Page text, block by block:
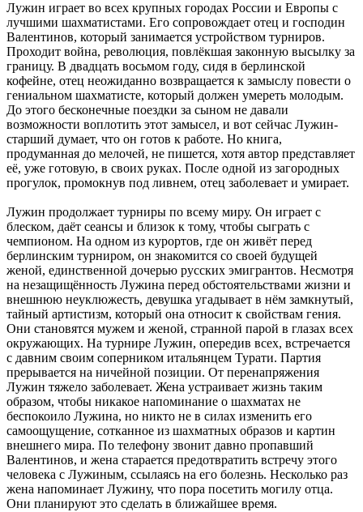
Лужин играет во всех крупных городах России и Европы с
лучшими шахматистами. Его сопровождает отец и господин
Валентинов, который занимается устройством турниров.
Проходит война, революция, повлёкшая законную высылку за
границу. В двадцать восьмом году, сидя в берлинской
кофейне, отец неожиданно возвращается к замыслу повести о
гениальном шахматисте, который должен умереть молодым.
До этого бесконечные поездки за сыном не давали
возможности воплотить этот замысел, и вот сейчас Лужин-
старший думает, что он готов к работе. Но книга,
продуманная до мелочей, не пишется, хотя автор представляет
её, уже готовую, в своих руках. После одной из загородных
прогулок, промокнув под ливнем, отец заболевает и умирает.
Лужин продолжает турниры по всему миру. Он играет с
блеском, даёт сеансы и близок к тому, чтобы сыграть с
чемпионом. На одном из курортов, где он живёт перед
берлинским турниром, он знакомится со своей будущей
женой, единственной дочерью русских эмигрантов. Несмотря
на незащищённость Лужина перед обстоятельствами жизни и
внешнюю неуклюжесть, девушка угадывает в нём замкнутый,
тайный артистизм, который она относит к свойствам гения.
Они становятся мужем и женой, странной парой в глазах всех
окружающих. На турнире Лужин, опередив всех, встречается
с давним своим соперником итальянцем Турати. Партия
прерывается на ничейной позиции. От перенапряжения
Лужин тяжело заболевает. Жена устраивает жизнь таким
образом, чтобы никакое напоминание о шахматах не
беспокоило Лужина, но никто не в силах изменить его
самоощущение, сотканное из шахматных образов и картин
внешнего мира. По телефону звонит давно пропавший
Валентинов, и жена старается предотвратить встречу этого
человека с Лужиным, ссылаясь на его болезнь. Несколько раз
жена напоминает Лужину, что пора посетить могилу отца.
Они планируют это сделать в ближайшее время.